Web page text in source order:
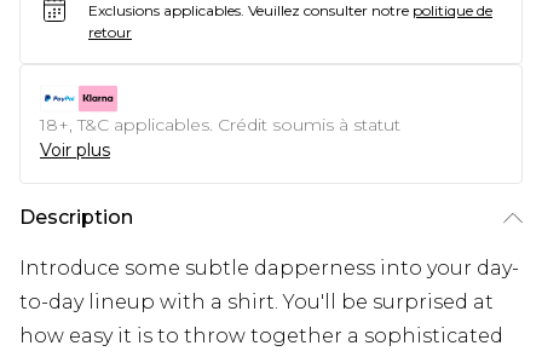
Exclusions applicables. Veuillez consulter notre politique de
retour
18+, T&C applicables. Crédit soumis à statut
Voir plus
Description
Introduce some subtle dapperness into your day-
to-day lineup with a shirt. You'll be surprised at
how easy it is to throw together a sophisticated